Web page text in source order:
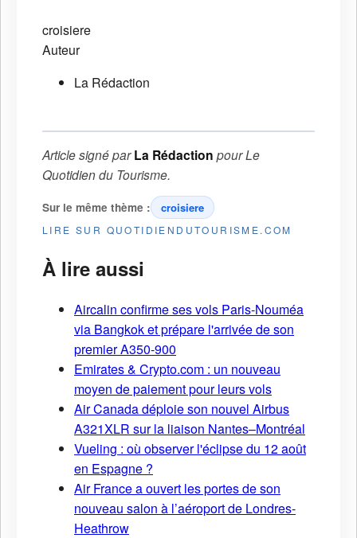
croisiere
Auteur
La Rédaction
Article signé parLa Rédaction pourLe
Quotidien du Tourisme.
Sur le même thème : croisiere
LIRE SUR QUOTIDIENDUTOURISME.COM
À lire aussi
Aircalin confirme ses vols Paris-Nouméa
via Bangkok et prépare l'arrivée de son
premier A350-900
Emirates & Crypto.com : un nouveau
moyen de paiement pour leurs vols
Air Canada déploie son nouvel Airbus
A321XLR sur la liaison Nantes–Montréal
Vueling : où observer l'éclipse du 12 août
en Espagne ?
Air France a ouvert les portes de son
nouveau salon à l’aéroport de Londres-
Heathrow